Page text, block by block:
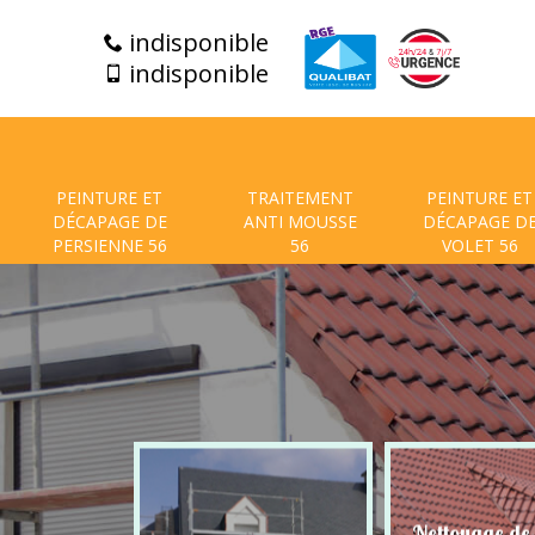
indisponible
indisponible
PEINTURE ET
DÉCAPAGE DE
PERSIENNE 56
TRAITEMENT
ANTI MOUSSE
56
PEINTURE ET
DÉCAPAGE
VOLET 56